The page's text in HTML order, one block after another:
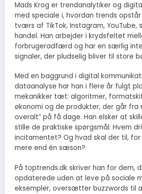
Mads Krog er trendanalytiker og
med speciale i, hvordan trends
tværs af TikTok, Instagram, YouTube,
handel. Han arbejder i krydsfeltet
forbrugeradfærd og har en særlig
signaler, der pludselig bliver til store
Med en baggrund i digital
dataanalyse har han i flere år fulgt
mekanikker tæt: algoritmer,
økonomi og de produkter, der går fra
overalt” på få dage. Han elsker at
stille de praktiske spørgsmål: Hvem
incitamentet? Og hvad skal der til,
mere end én sæson?
På toptrends.dk skriver han for dem,
opdaterede uden at leve på sociale
eksempler, oversætter buzzwords til